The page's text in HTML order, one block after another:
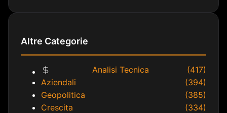
Altre Categorie
Analisi Tecnica
(417)
Aziendali
(394)
Geopolitica
(385)
Crescita
(334)